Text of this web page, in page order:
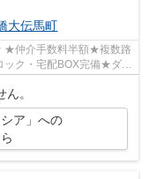
大伝馬町
★仲介手数料半額★複数路
ク・宅配BOX完備★ダブ
。
ア」への